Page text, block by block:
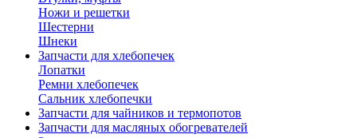
Ножи и решетки
Шестерни
Шнеки
Запчасти для хлебопечек
Лопатки
Ремни хлебопечек
Сальник хлебопечки
Запчасти для чайников и термопотов
Запчасти для масляных обогревателей